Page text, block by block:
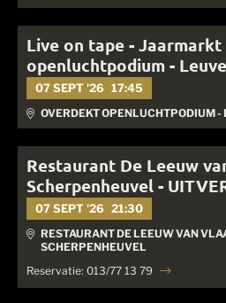
Live on tape -
openluchtpodium -
07 SEPT '26 17:45
OVERDEKT OPENLUCHTPODIUM -
Restaurant De Leeuw
Scherpenheuvel -
07 SEPT '26 21:30
RESTAURANT DE LEEUW VAN
SCHERPENHEUVEL
Reservatie: 013/77 13 79